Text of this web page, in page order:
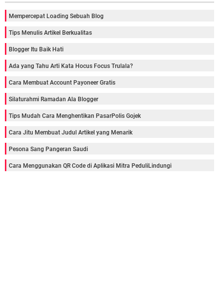
Mempercepat Loading Sebuah Blog
Tips Menulis Artikel Berkualitas
Blogger Itu Baik Hati
Ada yang Tahu Arti Kata Hocus Focus Trulala?
Cara Membuat Account Payoneer Gratis
Silaturahmi Ramadan Ala Blogger
Tips Mudah Cara Menghentikan PasarPolis Gojek
Cara Jitu Membuat Judul Artikel yang Menarik
Pesona Sang Pangeran Saudi
Cara Menggunakan QR Code di Aplikasi Mitra PeduliLindungi